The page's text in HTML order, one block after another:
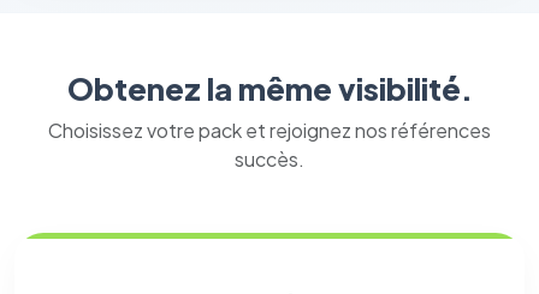
Obtenez la même visibilité.
Choisissez votre pack et rejoignez nos références
succès.